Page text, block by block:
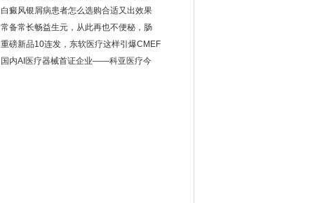
白癜风银屑病患者怎么选购合适又出效果
常备常长畅益生元，从此再也不便秘，肠
重磅新品10连发，东软医疗这样引爆CMEF
国内AI医疗器械首证企业——科亚医疗今